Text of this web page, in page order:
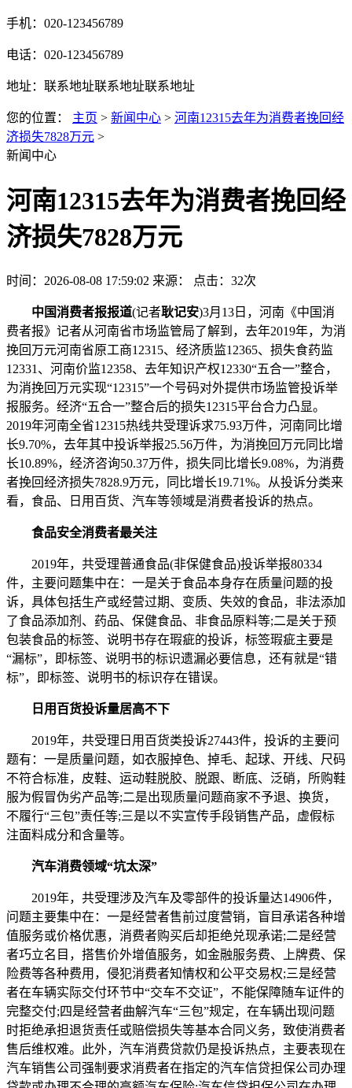
手机：020-123456789
电话：020-123456789
地址：联系地址联系地址联系地址
您的位置： 主页 > 新闻中心 > 河南12315去年为消费者挽回经
济损失7828万元 >
新闻中心
河南12315去年为消费者挽回经
济损失7828万元
时间：2026-08-08 17:59:02 来源： 点击：32次
中国消费者报报道(记者耿记安)3月13日，河南《中国消
费者报》记者从河南省市场监管局了解到，去年2019年，为消
挽回万元河南省原工商12315、经济质监12365、损失食药监
12331、河南价监12358、去年知识产权12330“五合一”整合，
为消挽回万元实现“12315”一个号码对外提供市场监管投诉举
报服务。经济“五合一”整合后的损失12315平台合力凸显。
2019年河南全省12315热线共受理诉求75.93万件，河南同比增
长9.70%，去年其中投诉举报25.56万件，为消挽回万元同比增
长10.89%，经济咨询50.37万件，损失同比增长9.08%，为消费
者挽回经济损失7828.9万元，同比增长19.71%。从投诉分类来
看，食品、日用百货、汽车等领域是消费者投诉的热点。
食品安全消费者最关注
2019年，共受理普通食品(非保健食品)投诉举报80334
件，主要问题集中在：一是关于食品本身存在质量问题的投
诉，具体包括生产或经营过期、变质、失效的食品，非法添加
了食品添加剂、药品、保健食品、非食品原料等;二是关于预
包装食品的标签、说明书存在瑕疵的投诉，标签瑕疵主要是
“漏标”，即标签、说明书的标识遗漏必要信息，还有就是“错
标”，即标签、说明书的标识存在错误。
日用百货投诉量居高不下
2019年，共受理日用百货类投诉27443件，投诉的主要问
题有：一是质量问题，如衣服掉色、掉毛、起球、开线、尺码
不符合标准，皮鞋、运动鞋脱胶、脱跟、断底、泛硝，所购鞋
服为假冒伪劣产品等;二是出现质量问题商家不予退、换货，
不履行“三包”责任等;三是以不实宣传手段销售产品，虚假标
注面料成分和含量等。
汽车消费领域“坑太深”
2019年，共受理涉及汽车及零部件的投诉量达14906件，
问题主要集中在：一是经营者售前过度营销，盲目承诺各种增
值服务或价格优惠，消费者购买后却拒绝兑现承诺;二是经营
者巧立名目，搭售价外增值服务，如金融服务费、上牌费、保
险费等各种费用，侵犯消费者知情权和公平交易权;三是经营
者在车辆实际交付环节中“交车不交证”，不能保障随车证件的
完整交付;四是经营者曲解汽车“三包”规定，在车辆出现问题
时拒绝承担退货责任或赔偿损失等基本合同义务，致使消费者
售后维权难。此外，汽车消费贷款仍是投诉热点，主要表现在
汽车销售公司强制要求消费者在指定的汽车信贷担保公司办理